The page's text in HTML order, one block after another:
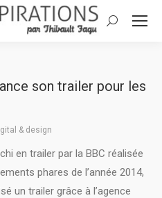
Search:
son trailer pour les
& design
en trailer par la BBC réalisée
phares de l’année 2014,
un trailer grâce à l’agence